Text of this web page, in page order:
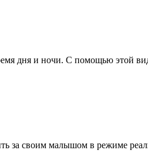
дня и ночи. С помощью этой
за своим малышом в режиме